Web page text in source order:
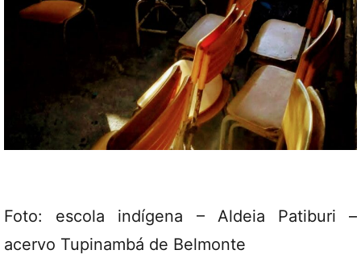
Foto: escola indígena – Aldeia Patiburi –
acervo Tupinambá de Belmonte